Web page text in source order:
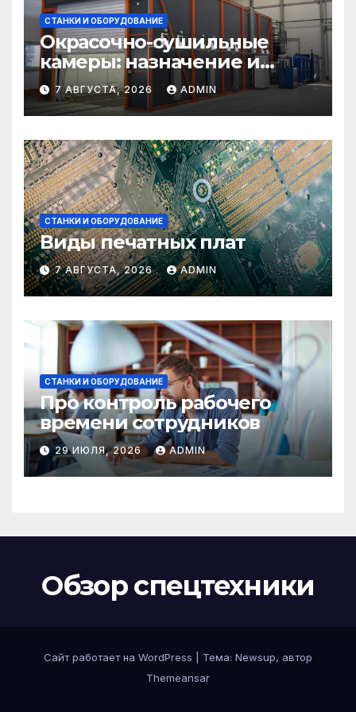
СТАНКИ И ОБОРУДОВАНИЕ
Окрасочно-сушильные
камеры: назначение и
области применения
7 АВГУСТА, 2026 ADMIN
СТАНКИ И ОБОРУДОВАНИЕ
Виды печатных плат
7 АВГУСТА, 2026 ADMIN
СТАНКИ И ОБОРУДОВАНИЕ
Про контроль рабочего
времени сотрудников
29 ИЮЛЯ, 2026 ADMIN
Обзор спецтехники
Сайт работает на WordPress
Тема: Newsup, автор
Themeansar